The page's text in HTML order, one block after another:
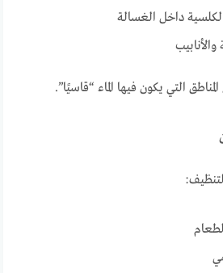
داخل الغسالة
التي يكون فيها الماء “قاسيًا”.